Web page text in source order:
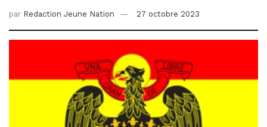
par Redaction Jeune Nation 27 octobre 2023